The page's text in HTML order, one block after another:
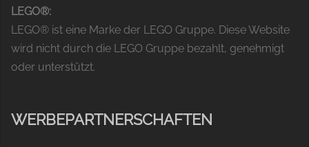
LEGO®:
LEGO® ist eine Marke der LEGO Gruppe. Diese Website
wird nicht durch die LEGO Gruppe bezahlt, genehmigt
oder unterstützt.
WERBEPARTNERSCHAFTEN